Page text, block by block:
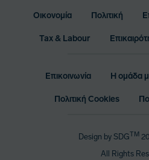
Οικονομία Πολιτική
Tax & Labour
Επικοινωνία Η ομάδα
Πολιτική Cookies
Design by SDGTM
All Rights